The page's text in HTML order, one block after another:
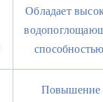
Обладает
Повышение